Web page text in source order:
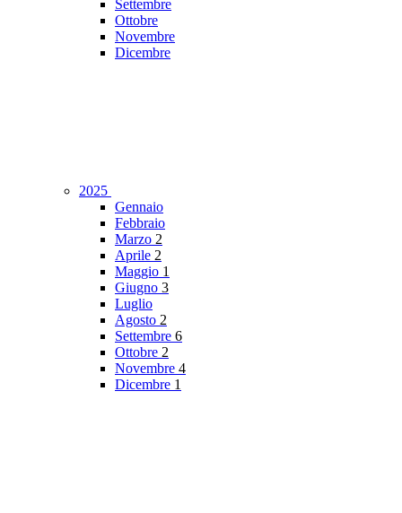
Settembre
Ottobre
Novembre
Dicembre
2025
Gennaio
Febbraio
Marzo 2
Aprile 2
Maggio 1
Giugno 3
Luglio
Agosto 2
Settembre 6
Ottobre 2
Novembre 4
Dicembre 1